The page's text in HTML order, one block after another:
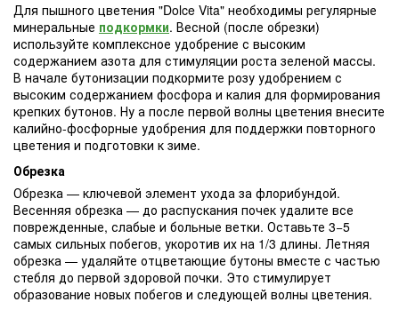
Для пышного цветения "Dolce Vita" необходимы регулярные
минеральные подкормки. Весной (после обрезки)
используйте комплексное удобрение с высоким
содержанием азота для стимуляции роста зеленой массы.
В начале бутонизации подкормите розу удобрением с
высоким содержанием фосфора и калия для формирования
крепких бутонов. Ну а после первой волны цветения внесите
калийно-фосфорные удобрения для поддержки повторного
цветения и подготовки к зиме.
Обрезка
Обрезка — ключевой элемент ухода за флорибундой.
Весенняя обрезка — до распускания почек удалите все
поврежденные, слабые и больные ветки. Оставьте 3−5
самых сильных побегов, укоротив их на 1/3 длины. Летняя
обрезка — удаляйте отцветающие бутоны вместе с частью
стебля до первой здоровой почки. Это стимулирует
образование новых побегов и следующей волны цветения.